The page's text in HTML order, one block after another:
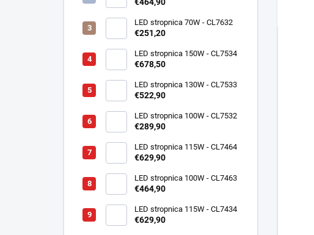
LED stropnica 70W - CL7632
€251,20
LED stropnica 150W - CL7534
€678,50
LED stropnica 130W - CL7533
€522,90
LED stropnica 100W - CL7532
€289,90
LED stropnica 115W - CL7464
€629,90
LED stropnica 100W - CL7463
€464,90
LED stropnica 115W - CL7434
€629,90